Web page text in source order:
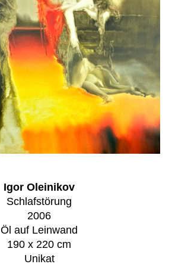
Igor Oleinikov
Schlafstörung
2006
Öl auf Leinwand
190 x 220 cm
Unikat